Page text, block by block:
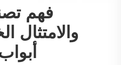
فهم
والامتثال